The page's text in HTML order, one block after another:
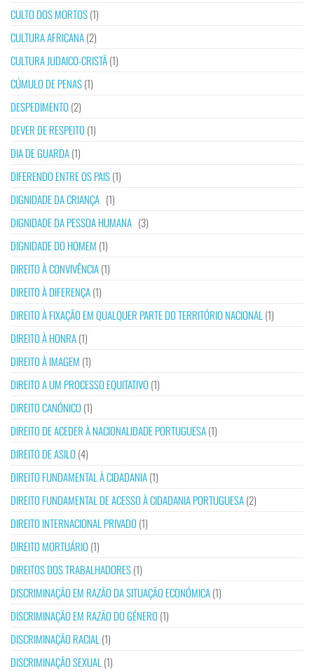
CULTO DOS MORTOS(1)
CULTURA AFRICANA(2)
CULTURA JUDAICO-CRISTÃ(1)
CÚMULO DE PENAS(1)
DESPEDIMENTO (2)
DEVER DE RESPEITO (1)
DIA DE GUARDA(1)
DIFERENDO ENTRE OS PAIS(1)
DIGNIDADE DA CRIANÇA (1)
DIGNIDADE DA PESSOA HUMANA (3)
DIGNIDADE DO HOMEM (1)
DIREITO À CONVIVÊNCIA(1)
DIREITO À DIFERENÇA(1)
DIREITO À FIXAÇÃO EM QUALQUER PARTE DO TERRITÓRIO NACIONAL(1)
DIREITO À HONRA(1)
DIREITO À IMAGEM (1)
DIREITO A UM PROCESSO EQUITATIVO (1)
DIREITO CANÓNICO (1)
DIREITO DE ACEDER À NACIONALIDADE PORTUGUESA(1)
DIREITO DE ASILO (4)
DIREITO FUNDAMENTAL À CIDADANIA(1)
DIREITO FUNDAMENTAL DE ACESSO À CIDADANIA PORTUGUESA(2)
DIREITO INTERNACIONAL PRIVADO (1)
DIREITO MORTUÁRIO (1)
DIREITOS DOS TRABALHADORES(1)
DISCRIMINAÇÃO EM RAZÃO DA SITUAÇÃO ECONÓMICA(1)
DISCRIMINAÇÃO EM RAZÃO DO GÉNERO (1)
DISCRIMINAÇÃO RACIAL(1)
DISCRIMINAÇÃO SEXUAL(1)